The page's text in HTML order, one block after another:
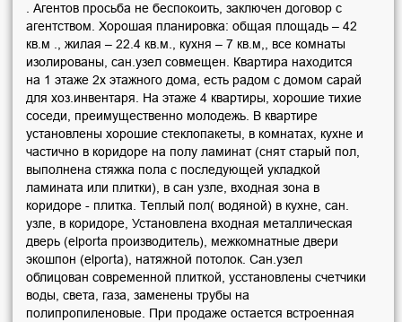
. Агентов просьба не беспокоить, заключен договор с
агентством. Хорошая планировка: общая площадь – 42
кв.м ., жилая – 22.4 кв.м., кухня – 7 кв.м,, все комнаты
изолированы, сан.узел совмещен. Квартира находится
на 1 этаже 2х этажного дома, есть радом с домом сарай
для хоз.инвентаря. На этаже 4 квартиры, хорошие тихие
соседи, преимущественно молодежь. В квартире
установлены хорошие стеклопакеты, в комнатах, кухне и
частично в коридоре на полу ламинат (снят старый пол,
выполнена стяжка пола с последующей укладкой
ламината или плитки), в сан узле, входная зона в
коридоре - плитка. Теплый пол( водяной) в кухне, сан.
узле, в коридоре, Установлена входная металлическая
дверь (elporta производитель), межкомнатные двери
экошпон (elporta), натяжной потолок. Сан.узел
облицован современной плиткой, усстановлены счетчики
воды, света, газа, заменены трубы на
полипропиленовые. При продаже остается встроенная